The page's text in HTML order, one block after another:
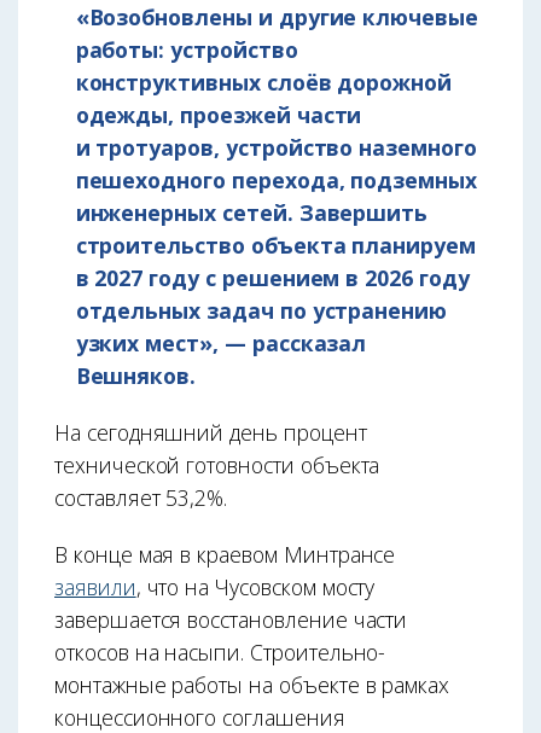
«Возобновлены и другие ключевые
работы: устройство
конструктивных слоёв дорожной
одежды, проезжей части
и тротуаров, устройство наземного
пешеходного перехода, подземных
инженерных сетей. Завершить
строительство объекта планируем
в 2027 году с решением в 2026 году
отдельных задач по устранению
узких мест», — рассказал
Вешняков.
На сегодняшний день процент
технической готовности объекта
составляет 53,2%.
В конце мая в краевом Минтрансе
заявили, что на Чусовском мосту
завершается восстановление части
откосов на насыпи. Строительно-
монтажные работы на объекте в рамках
концессионного соглашения